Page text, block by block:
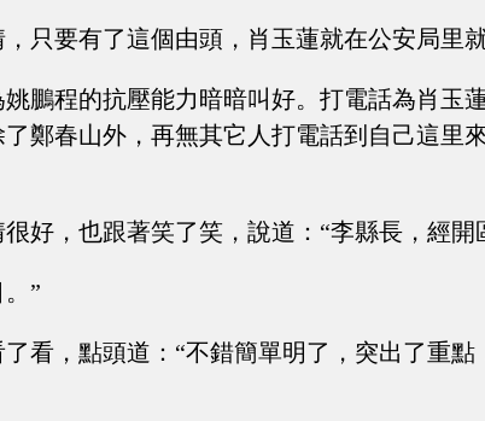
只要有了這個由頭，肖玉蓮就在公安局里
姚鵬程的抗壓能力暗暗叫好。打電話為肖玉
鄭春山外，再無其它人打電話到自己這里
好，也跟著笑了笑，說道：“李縣長，經開
”
看，點頭道：“不錯簡單明了，突出了重點